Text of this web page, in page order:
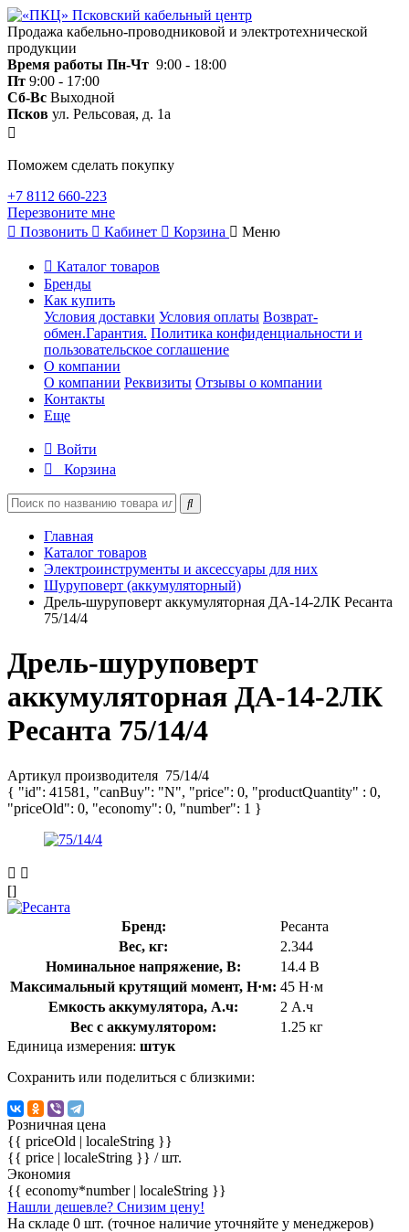
Продажа кабельно-проводниковой и электротехнической
продукции
Время работы Пн-Чт 9:00 - 18:00
Пт 9:00 - 17:00
Сб-Вс Выходной
Псков ул. Рельсовая, д. 1а
Поможем сделать покупку
+7 8112 660-223
Перезвоните мне
Позвонить
Кабинет Корзина Меню
Каталог товаров
Бренды
Как купить
Условия доставки Условия оплаты Возврат-
обмен.Гарантия. Политика конфиденциальности и
пользовательское соглашение
О компании
О компании Реквизиты Отзывы о компании
Контакты
Еще
Войти
Корзина
Главная
Каталог товаров
Электроинструменты и аксессуары для них
Шуруповерт (аккумуляторный)
Дрель-шуруповерт аккумуляторная ДА-14-2ЛК Ресанта
75/14/4
Дрель-шуруповерт
аккумуляторная ДА-14-2ЛК
Ресанта 75/14/4
Артикул производителя 75/14/4
{ "id": 41581, "canBuy": "N", "price": 0, "productQuantity" : 0,
"priceOld": 0, "economy": 0, "number": 1 }
[]
Бренд:
Ресанта
Вес, кг:
2.344
Номинальное напряжение, В:
14.4 В
Максимальный крутящий момент, Н·м: 45 Н·м
Емкость аккумулятора, А.ч:
2 А.ч
Вес с аккумулятором:
1.25 кг
Единица измерения: штук
Сохранить или поделиться с близкими:
Розничная цена
{{ priceOld | localeString }}
{{ price | localeString }} / шт.
Экономия
{{ economy*number | localeString }}
Нашли дешевле? Снизим цену!
На складе 0 шт. (точное наличие уточняйте у менеджеров)